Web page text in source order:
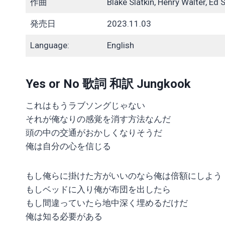
発売日 2023.11.03
Language: English
Yes or No 歌詞 和訳 Jungkook
これはもうラブソングじゃない
それが俺なりの感覚を消す方法なんだ
頭の中の交通がおかしくなりそうだ
俺は自分の心を信じる
もし俺らに掛けた方がいいのなら俺は倍額にしよう
もしベッドに入り俺が布団を出したら
もし間違っていたら地中深く埋めるだけだ
俺は知る必要がある